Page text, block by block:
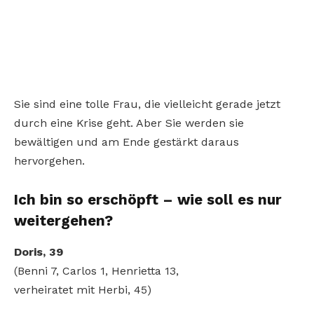
Sie sind eine tolle Frau, die vielleicht gerade jetzt
durch eine Krise geht. Aber Sie werden sie
bewältigen und am Ende gestärkt daraus
hervorgehen.
Ich bin so erschöpft – wie soll es nur
weitergehen?
Doris, 39
(Benni 7, Carlos 1, Henrietta 13,
verheiratet mit Herbi, 45)